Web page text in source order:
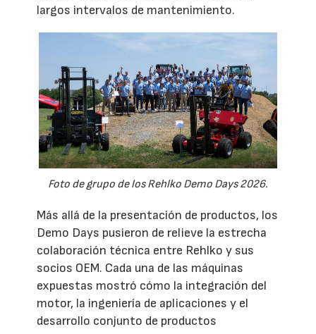
largos intervalos de mantenimiento.
Foto de grupo de los Rehlko Demo Days 2026.
Más allá de la presentación de productos, los
Demo Days pusieron de relieve la estrecha
colaboración técnica entre Rehlko y sus
socios OEM. Cada una de las máquinas
expuestas mostró cómo la integración del
motor, la ingeniería de aplicaciones y el
desarrollo conjunto de productos